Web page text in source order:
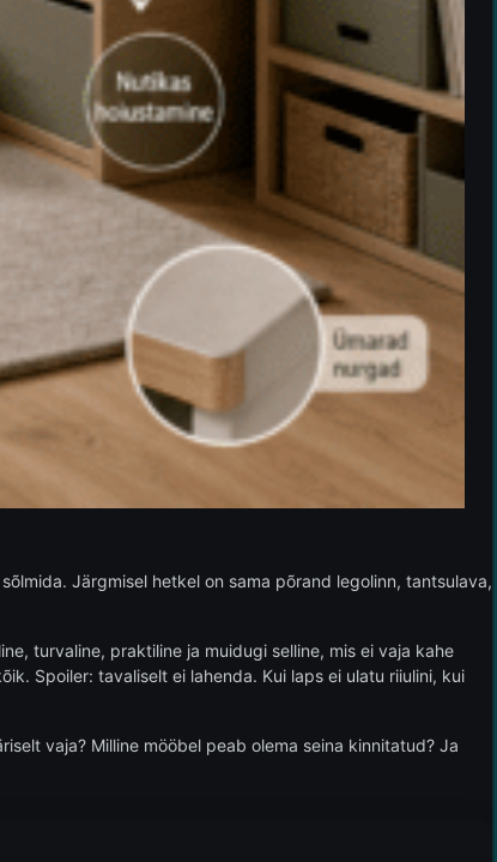
Järgmisel hetkel on sama põrand legolinn, tantsulava,
turvaline, praktiline ja muidugi selline, mis ei vaja kahe
Spoiler: tavaliselt ei lahenda. Kui laps ei ulatu riiulini, kui
vaja? Milline mööbel peab olema seina kinnitatud? Ja